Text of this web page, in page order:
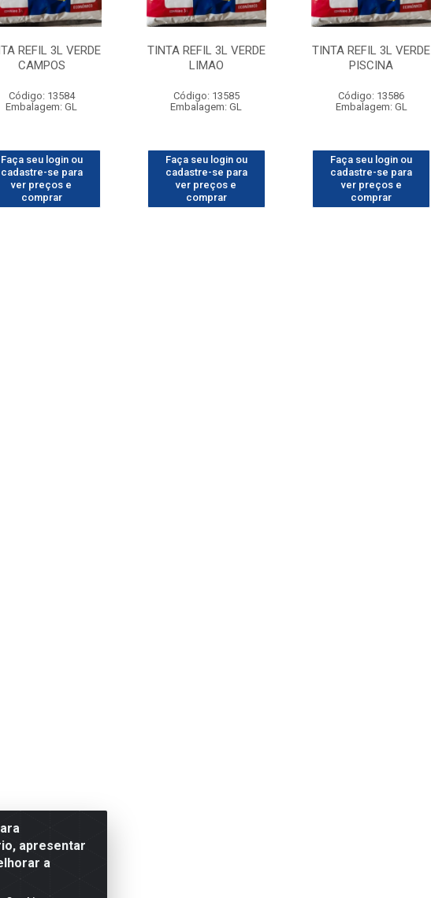
REFIL 3L VERDE
CAMPOS
Código: 13584
Embalagem: GL
Faça seu login ou
cadastre-se para
ver preços e
comprar
TINTA REFIL 3L VERDE
LIMAO
Código: 13585
Embalagem: GL
Faça seu login ou
cadastre-se para
ver preços e
comprar
TINTA REFIL 3L VERDE
PISCINA
Código: 13586
Embalagem: GL
Faça seu login ou
cadastre-se para
ver preços e
comprar
apresentar
a